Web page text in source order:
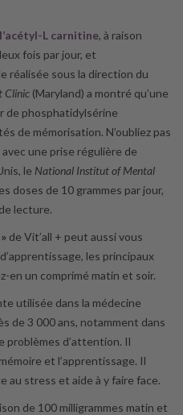
l’acétyl-L carnitine, à raison
fois par jour, et
réalisée sous la direction du
Clinic (Maryland) a montré qu’une
de phosphatidylsérine
de mémorisation. N’oubliez pas
une prise régulière de
le National Institut of Mental
doses de 10 grammes par jour,
lecture.
» de Vit’all + peut aussi vous
les principaux
en un comprimé matin et soir.
utilisée dans la médecine
de 3 000 ans, notamment dans
problèmes d’attention. Il
et l’apprentissage. Il
au stress et aide à y faire face.
de 100 milligrammes matin et